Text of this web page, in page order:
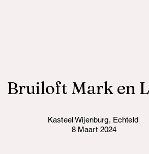
Bruiloft Mark en
Kasteel Wijenburg, Echteld
8 Maart 2024